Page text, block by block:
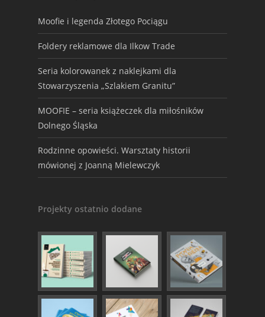
Moofie i legenda Złotego Pociągu
Foldery reklamowe dla Ilkow Trade
Seria kolorowanek z naklejkami dla
Stowarzyszenia „Szlakiem Granitu”
MOOFIE – seria książeczek dla miłośników
Dolnego Śląska
Rodzinne opowieści. Warsztaty historii
mówionej z Joanną Mielewczyk
Projekty ostatnio dodane